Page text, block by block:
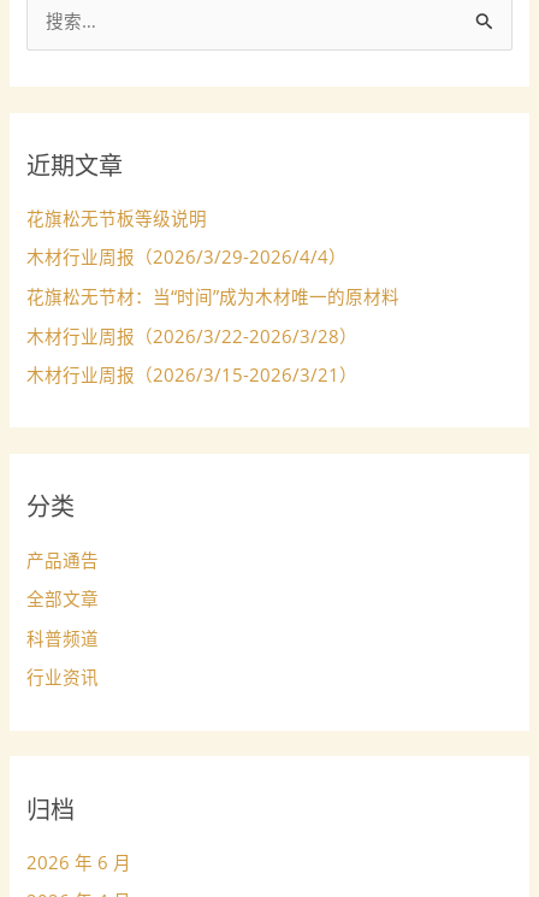
：
近期文章
花旗松无节板等级说明
木材行业周报（2026/3/29-2026/4/4）
花旗松无节材：当“时间”成为木材唯一的原材料
木材行业周报（2026/3/22-2026/3/28）
木材行业周报（2026/3/15-2026/3/21）
分类
产品通告
全部文章
科普频道
行业资讯
归档
2026 年 6 月